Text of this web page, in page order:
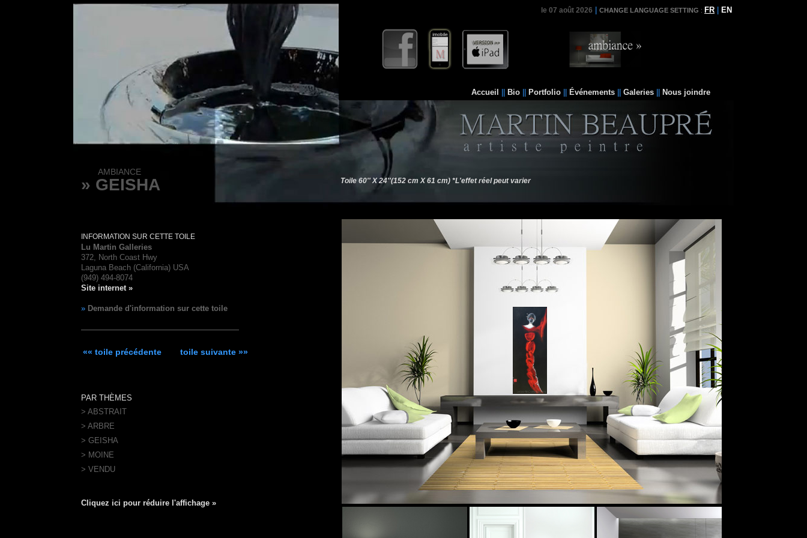
le 07 août 2026 CHANGE LANGUAGE SETTING : FR EN
Accueil Bio Portfolio Événements Galeries Nous joindre
AMBIANCE
» GEISHA
INFORMATION SUR CETTE TOILE
Lu Martin Galleries
372, North Coast Hwy
Laguna Beach (California) USA
(949) 494-8074
Site internet »
» Demande d'information sur cette toile
«« toile précédente toile suivante »»
PAR THÈMES
> ABSTRAIT
> ARBRE
> GEISHA
> MOINE
> VENDU
Cliquez ici pour réduire l'affichage »
Toile 60'' X 24''(152 cm X 61 cm) *L'effet réel peut varier